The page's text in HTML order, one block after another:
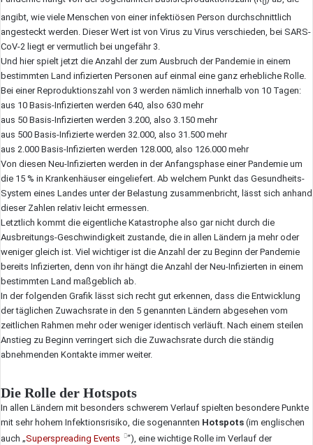
0
angibt, wie viele Menschen von einer infektiösen Person durchschnittlich
angesteckt werden. Dieser Wert ist von Virus zu Virus verschieden, bei SARS-
CoV-2 liegt er vermutlich bei ungefähr 3.
Und hier spielt jetzt die Anzahl der zum Ausbruch der Pandemie in einem
bestimmten Land infizierten Personen auf einmal eine ganz erhebliche Rolle.
Bei einer Reproduktionszahl von 3 werden nämlich innerhalb von 10 Tagen:
aus 10 Basis-Infizierten werden 640, also 630 mehr
aus 50 Basis-Infizierten werden 3.200, also 3.150 mehr
aus 500 Basis-Infizierte werden 32.000, also 31.500 mehr
aus 2.000 Basis-Infizierten werden 128.000, also 126.000 mehr
Von diesen Neu-Infizierten werden in der Anfangsphase einer Pandemie um
die 15 % in Krankenhäuser eingeliefert. Ab welchem Punkt das Gesundheits-
System eines Landes unter der Belastung zusammenbricht, lässt sich anhand
dieser Zahlen relativ leicht ermessen.
Letztlich kommt die eigentliche Katastrophe also gar nicht durch die
Ausbreitungs-Geschwindigkeit zustande, die in allen Ländern ja mehr oder
weniger gleich ist. Viel wichtiger ist die Anzahl der zu Beginn der Pandemie
bereits Infizierten, denn von ihr hängt die Anzahl der Neu-Infizierten in einem
bestimmten Land maßgeblich ab.
In der folgenden Grafik lässt sich recht gut erkennen, dass die Entwicklung
der täglichen Zuwachsrate in den 5 genannten Ländern abgesehen vom
zeitlichen Rahmen mehr oder weniger identisch verläuft. Nach einem steilen
Anstieg zu Beginn verringert sich die Zuwachsrate durch die ständig
abnehmenden Kontakte immer weiter.
Die Rolle der Hotspots
In allen Ländern mit besonders schwerem Verlauf spielten besondere Punkte
mit sehr hohem Infektionsrisiko, die sogenannten Hotspots (im englischen
auch „Superspreading Events
“), eine wichtige Rolle im Verlauf der